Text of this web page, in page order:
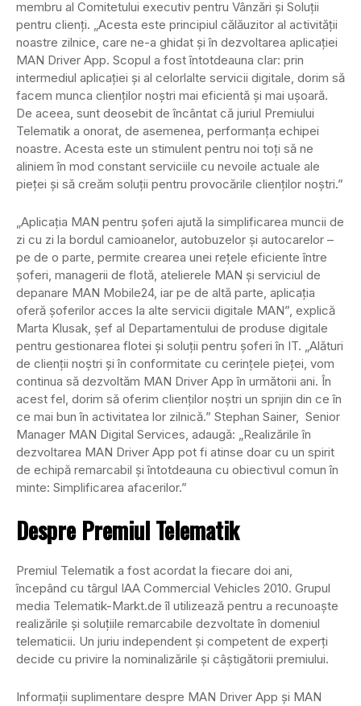
membru al Comitetului executiv pentru Vânzări și Soluții
pentru clienți. „Acesta este principiul călăuzitor al activității
noastre zilnice, care ne-a ghidat și în dezvoltarea aplicației
MAN Driver App. Scopul a fost întotdeauna clar: prin
intermediul aplicației și al celorlalte servicii digitale, dorim să
facem munca clienților noștri mai eficientă și mai ușoară.
De aceea, sunt deosebit de încântat că juriul Premiului
Telematik a onorat, de asemenea, performanța echipei
noastre. Acesta este un stimulent pentru noi toți să ne
aliniem în mod constant serviciile cu nevoile actuale ale
pieței și să creăm soluții pentru provocările clienților noștri.”
„Aplicația MAN pentru șoferi ajută la simplificarea muncii de
zi cu zi la bordul camioanelor, autobuzelor și autocarelor –
pe de o parte, permite crearea unei rețele eficiente între
șoferi, managerii de flotă, atelierele MAN și serviciul de
depanare MAN Mobile24, iar pe de altă parte, aplicația
oferă șoferilor acces la alte servicii digitale MAN”, explică
Marta Klusak, șef al Departamentului de produse digitale
pentru gestionarea flotei și soluții pentru șoferi în IT. „Alături
de clienții noștri și în conformitate cu cerințele pieței, vom
continua să dezvoltăm MAN Driver App în următorii ani. În
acest fel, dorim să oferim clienților noștri un sprijin din ce în
ce mai bun în activitatea lor zilnică.” Stephan Sainer, Senior
Manager MAN Digital Services, adaugă: „Realizările în
dezvoltarea MAN Driver App pot fi atinse doar cu un spirit
de echipă remarcabil și întotdeauna cu obiectivul comun în
minte: Simplificarea afacerilor.”
Despre Premiul Telematik
Premiul Telematik a fost acordat la fiecare doi ani,
începând cu târgul IAA Commercial Vehicles 2010. Grupul
media Telematik-Markt.de îl utilizează pentru a recunoaște
realizările și soluțiile remarcabile dezvoltate în domeniul
telematicii. Un juriu independent și competent de experți
decide cu privire la nominalizările și câștigătorii premiului.
Informații suplimentare despre MAN Driver App și MAN